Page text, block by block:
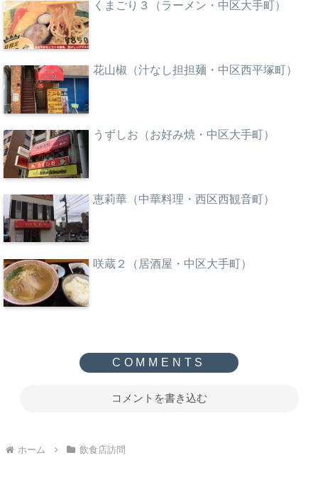
くまごり３（ラーメン・中区大手町）
花山椒（汁なし担担麺・中区西平塚町）
うずしお（お好み焼・中区大手町）
恵莉華（中華料理・西区西観音町）
咲蔵２（居酒屋・中区大手町）
コメントを書き込む
ホーム 飲食店訪問